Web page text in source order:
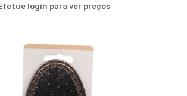
login para ver preços